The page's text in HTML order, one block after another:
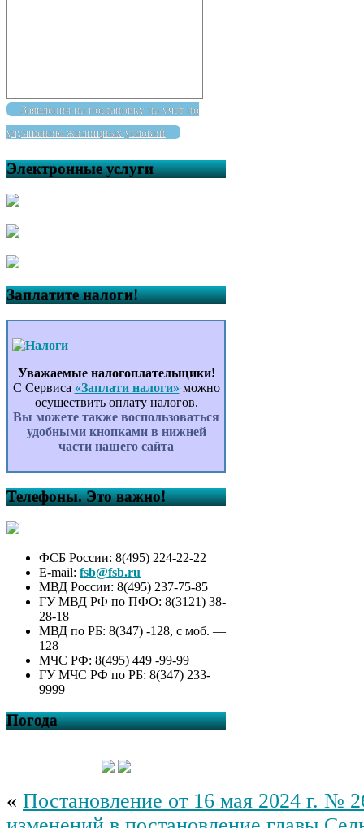
Заявления на постановку на учет по
улучшению жилищных условий
Электронные услуги
Заплатите налоги!
Уважаемые налогоплательщики!
С Сервиса «Заплати налоги» можно
осуществить оплату налогов.
Вы можете также воспользоваться
удобными кнопками в нижней
части нашего сайта
Телефоны. Это важно!
ФСБ России: 8(495) 224-22-22
E-mail: fsb@fsb.ru
МВД России: 8(495) 237-75-85
ГУ МВД РФ по ПФО: 8(3121) 38-
28-18
МВД по РБ: 8(347) -128, с моб. —
128
МЧС РФ: 8(495) 449 -99-99
ГУ МЧС РФ по РБ: 8(347) 233-
9999
Погода
« Постановление от 16 мая 2024 г. №